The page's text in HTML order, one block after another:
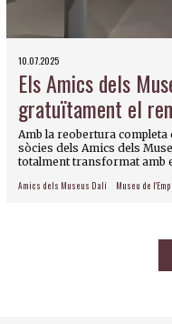
10.07.2025
Els Amics dels
gratuïtament el
Amb la reobertura completa
sòcies dels Amics dels
totalment transformat amb
Amics dels Museus Dalí Museu de